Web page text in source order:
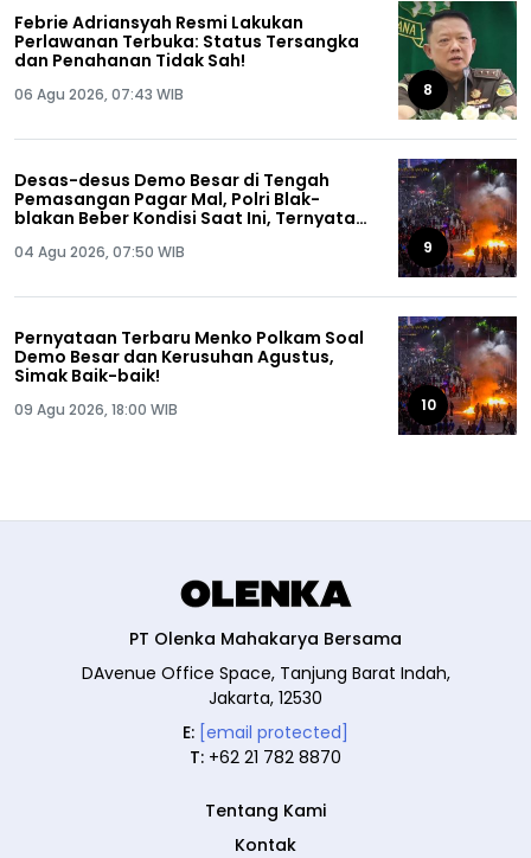
Febrie Adriansyah Resmi Lakukan
Perlawanan Terbuka: Status Tersangka
dan Penahanan Tidak Sah!
06 Agu 2026, 07:43 WIB 8
Desas-desus Demo Besar di Tengah
Pemasangan Pagar Mal, Polri Blak-
blakan Beber Kondisi Saat Ini, Ternyata…
04 Agu 2026, 07:50 WIB 9
Pernyataan Terbaru Menko Polkam Soal
Demo Besar dan Kerusuhan Agustus,
Simak Baik-baik!
09 Agu 2026, 18:00 WIB 10
PT Olenka Mahakarya Bersama
DAvenue Office Space, Tanjung Barat Indah,
Jakarta, 12530
E: [email protected]
T: +62 21 782 8870
Tentang Kami
Kontak